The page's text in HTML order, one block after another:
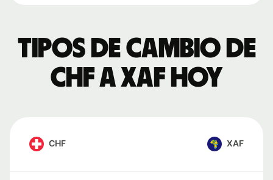
Tipos de cambio de
CHF a XAF hoy
CHF XAF